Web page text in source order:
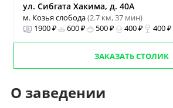
ул. Сибгата Хакима, д. 40А
м. Козья слобода(2.7 км, 37 мин)
1900 ₽
600 ₽ 500 ₽ 400 ₽ 400 ₽
ЗАКАЗАТЬ СТОЛИК
О заведении